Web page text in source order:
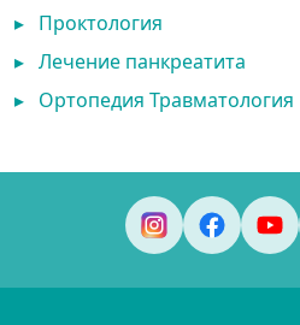
▸ Проктология
▸ Лечение панкреатита
▸ Ортопедия Травматология